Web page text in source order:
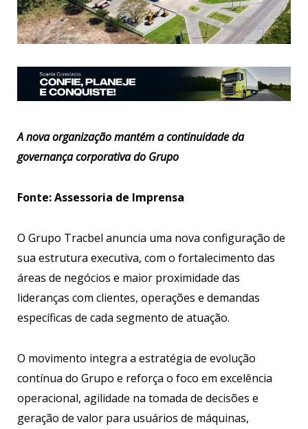
A nova organização mantém a continuidade da
governança corporativa do Grupo
Fonte: Assessoria de Imprensa
O Grupo Tracbel anuncia uma nova configuração de
sua estrutura executiva, com o fortalecimento das
áreas de negócios e maior proximidade das
lideranças com clientes, operações e demandas
específicas de cada segmento de atuação.
O movimento integra a estratégia de evolução
contínua do Grupo e reforça o foco em excelência
operacional, agilidade na tomada de decisões e
geração de valor para usuários de máquinas,